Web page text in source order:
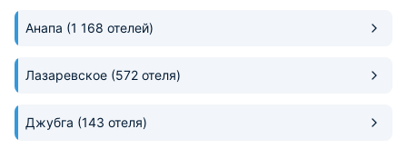
Анапа (1 168 отелей)
Лазаревское (572 отеля)
Джубга (143 отеля)